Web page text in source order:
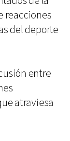
reacciones
del deporte
entre
atraviesa